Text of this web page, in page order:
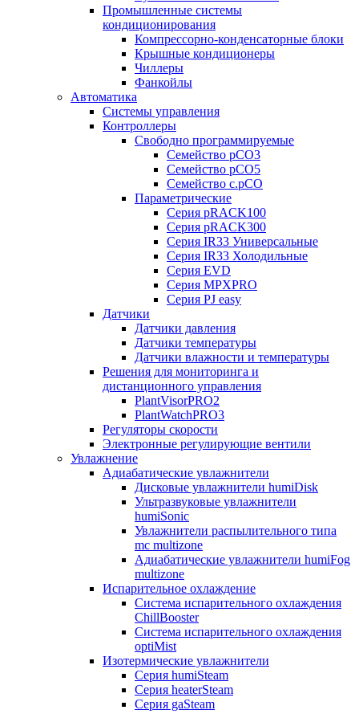
Промышленные системы
кондиционирования
Компрессорно-конденсаторные блоки
Крышные кондиционеры
Чиллеры
Фанкойлы
Автоматика
Системы управления
Контроллеры
Свободно программируемые
Семейство pCO3
Семейство pCO5
Семейство c.pCO
Параметрические
Серия pRACK100
Серия pRACK300
Серия IR33 Универсальные
Серия IR33 Холодильные
Серия EVD
Серия MPXPRO
Серия PJ easy
Датчики
Датчики давления
Датчики температуры
Датчики влажности и температуры
Решения для мониторинга и
дистанционного управления
PlantVisorPRO2
PlantWatchPRO3
Регуляторы скорости
Электронные регулирующие вентили
Увлажнение
Адиабатические увлажнители
Дисковые увлажнители humiDisk
Ультразвуковые увлажнители
humiSonic
Увлажнители распылительного типа
mc multizone
Адиабатические увлажнители humiFog
multizone
Испарительное охлаждение
Система испарительного охлаждения
ChillBooster
Система испарительного охлаждения
optiMist
Изотермические увлажнители
Серия humiSteam
Серия heaterSteam
Серия gaSteam